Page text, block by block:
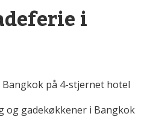
i
på 4-stjernet hotel
og gadekøkkener i Bangkok